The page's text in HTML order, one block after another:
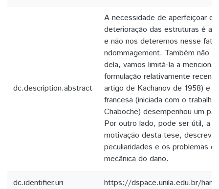
dc.description.abstract
A necessidade de aperfeiçoar o
deterioração das estruturas é
e não nos deteremos nesse
ndommagement. Também não
dela, vamos limitá-la a
formulação relativamente
artigo de Kachanov de 1958) e
francesa (iniciada com o
Chaboche) desempenhou um
Por outro lado, pode ser útil, a
motivação desta tese,
peculiaridades e os problemas
mecânica do dano.
dc.identifier.uri https://dspace.unila.edu.br/